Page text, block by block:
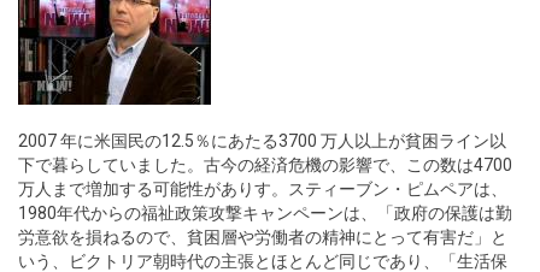
2007 年に米国民の12.5％にあたる3700 万人以上が貧困ライン以
下で暮らしていました。古今の経済危機の影響で、この数は4700
万人まで増加する可能性がありす。スティーブン・ピムペアは、
1980年代からの福祉政策攻撃キャンペーンは、「政府の保護は勤
労意欲を損ねるので、貧困層や労働者の精神にとって有害だ」と
いう、ビクトリア朝時代の主張とほとんど同じであり、「生活保